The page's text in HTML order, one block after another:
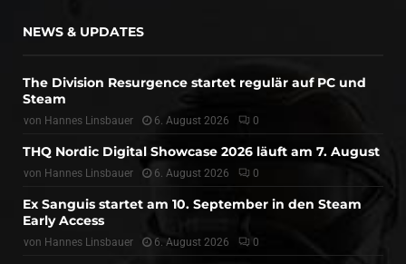
NEWS & UPDATES
The Division Resurgence startet regulär auf PC und
Steam
von Hannes Linsbauer 6. August 2026 0
THQ Nordic Digital Showcase 2026 läuft am 7. August
von Hannes Linsbauer 6. August 2026 0
Ex Sanguis startet am 10. September in den Steam
Early Access
von Hannes Linsbauer 6. August 2026 0